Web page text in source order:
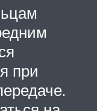
при